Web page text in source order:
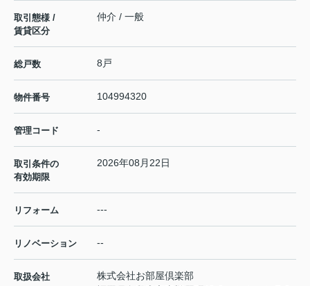
取引態様 /
賃貸区分
仲介 / 一般
総戸数 8戸
物件番号 104994320
管理コード -
取引条件の
有効期限
2026年08月22日
リフォーム ---
リノベーション --
取扱会社
株式会社お部屋倶楽部